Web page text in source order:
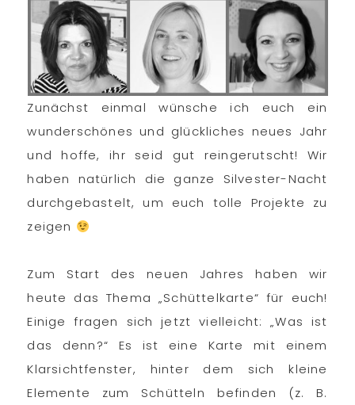
Zunächst einmal wünsche ich euch ein
wunderschönes und glückliches neues Jahr
und hoffe, ihr seid gut reingerutscht! Wir
haben natürlich die ganze Silvester-Nacht
durchgebastelt, um euch tolle Projekte zu
zeigen
Zum Start des neuen Jahres haben wir
heute das Thema „Schüttelkarte“ für euch!
Einige fragen sich jetzt vielleicht: „Was ist
das denn?“ Es ist eine Karte mit einem
Klarsichtfenster, hinter dem sich kleine
Elemente zum Schütteln befinden (z. B.